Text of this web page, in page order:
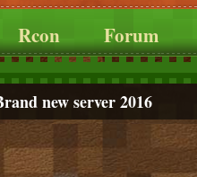
Rcon Forum
new server 2016